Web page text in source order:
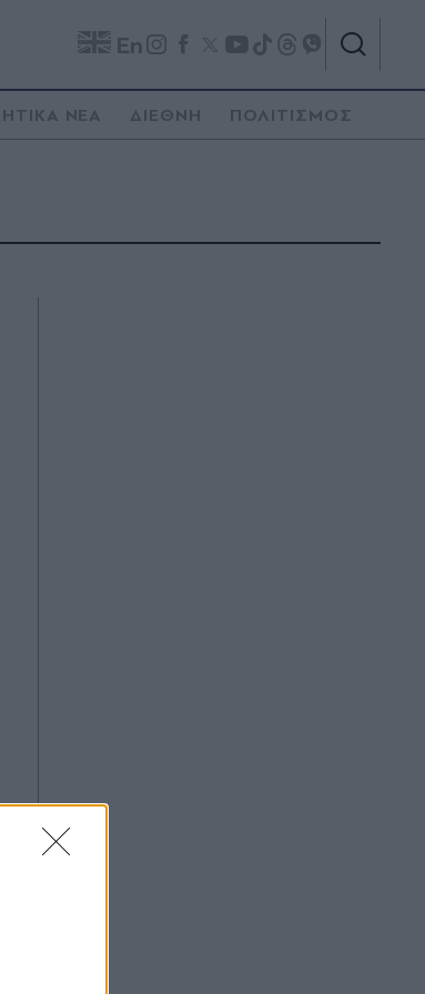
En
ΝΕΑ ΔΙΕΘΝΗ ΠΟΛΙΤΙΣΜΟΣ